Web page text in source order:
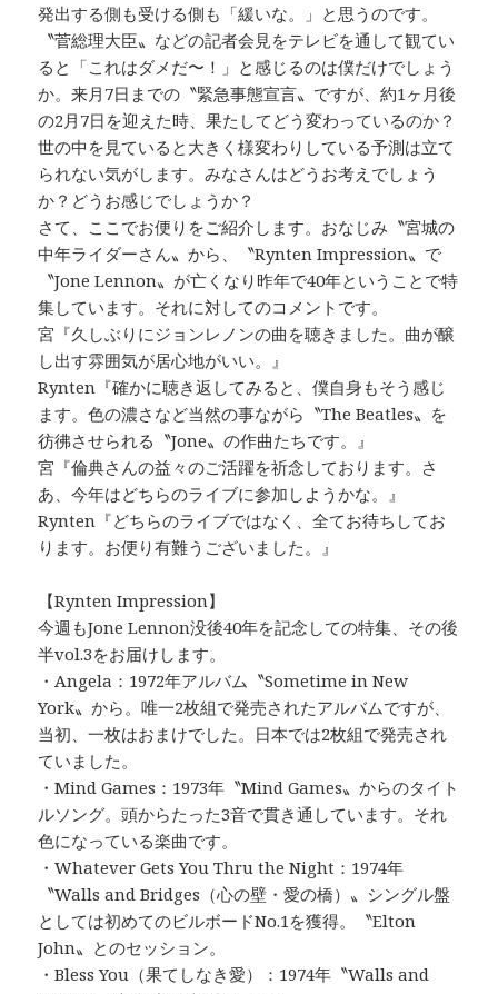
発出する側も受ける側も「緩いな。」と思うのです。
〝菅総理大臣〟などの記者会見をテレビを通して観てい
ると「これはダメだ〜！」と感じるのは僕だけでしょう
か。来月7日までの〝緊急事態宣言〟ですが、約1ヶ月後
の2月7日を迎えた時、果たしてどう変わっているのか？
世の中を見ていると大きく様変わりしている予測は立て
られない気がします。みなさんはどうお考えでしょう
か？どうお感じでしょうか？
さて、ここでお便りをご紹介します。おなじみ〝宮城の
中年ライダーさん〟から、〝Rynten Impression〟で
〝Jone Lennon〟が亡くなり昨年で40年ということで特
集しています。それに対してのコメントです。
宮『久しぶりにジョンレノンの曲を聴きました。曲が醸
し出す雰囲気が居心地がいい。』
Rynten『確かに聴き返してみると、僕自身もそう感じ
ます。色の濃さなど当然の事ながら〝The Beatles〟を
彷彿させられる〝Jone〟の作曲たちです。』
宮『倫典さんの益々のご活躍を祈念しております。さ
あ、今年はどちらのライブに参加しようかな。』
Rynten『どちらのライブではなく、全てお待ちしてお
ります。お便り有難うございました。』
【Rynten Impression】
今週もJone Lennon没後40年を記念しての特集、その後
半vol.3をお届けします。
・Angela：1972年アルバム〝Sometime in New
York〟から。唯一2枚組で発売されたアルバムですが、
当初、一枚はおまけでした。日本では2枚組で発売され
ていました。
・Mind Games：1973年〝Mind Games〟からのタイト
ルソング。頭からたった3音で貫き通しています。それ
色になっている楽曲です。
・Whatever Gets You Thru the Night：1974年
〝Walls and Bridges（心の壁・愛の橋）〟シングル盤
としては初めてのビルボードNo.1を獲得。〝Elton
John〟とのセッション。
・Bless You（果てしなき愛）：1974年〝Walls and